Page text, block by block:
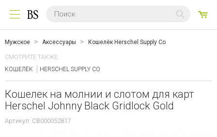
Мужское Аксессуары Кошелёк Herschel Supply Co
СМОТРИТЕ ТАКЖЕ:
КОШЕЛЁК
HERSCHEL SUPPLY CO
Кошелек на молнии и слотом для карт
Herschel Johnny Black Gridlock Gold
Артикул: CB000052817